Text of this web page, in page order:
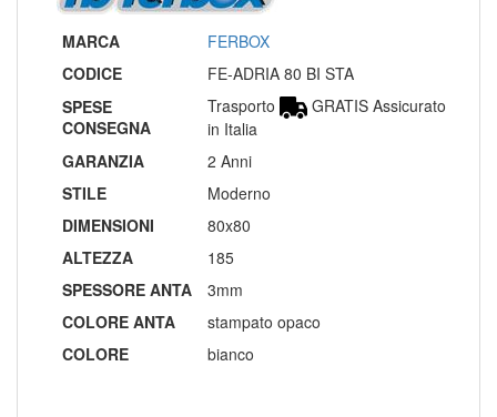
MARCA
FERBOX
CODICE
FE-ADRIA 80 BI STA
SPESE
CONSEGNA
Trasporto
GRATIS Assicurato
in Italia
GARANZIA
2 Anni
STILE
Moderno
DIMENSIONI
80x80
ALTEZZA
185
SPESSORE ANTA
3mm
COLORE ANTA
stampato opaco
COLORE
bianco